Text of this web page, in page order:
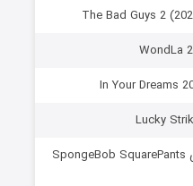
دانلود فصل پانزدهم باب اسفنجی SpongeBob SquarePants